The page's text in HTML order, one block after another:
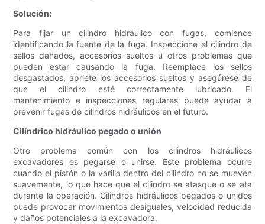
Solución:
Para fijar un cilindro hidráulico con fugas, comience
identificando la fuente de la fuga. Inspeccione el cilindro de
sellos dañados, accesorios sueltos u otros problemas que
pueden estar causando la fuga. Reemplace los sellos
desgastados, apriete los accesorios sueltos y asegúrese de
que el cilindro esté correctamente lubricado. El
mantenimiento e inspecciones regulares puede ayudar a
prevenir fugas de cilindros hidráulicos en el futuro.
Cilíndrico hidráulico pegado o unión
Otro problema común con los cilindros hidráulicos
excavadores es pegarse o unirse. Este problema ocurre
cuando el pistón o la varilla dentro del cilindro no se mueven
suavemente, lo que hace que el cilindro se atasque o se ata
durante la operación. Cilindros hidráulicos pegados o unidos
puede provocar movimientos desiguales, velocidad reducida
y daños potenciales a la excavadora.